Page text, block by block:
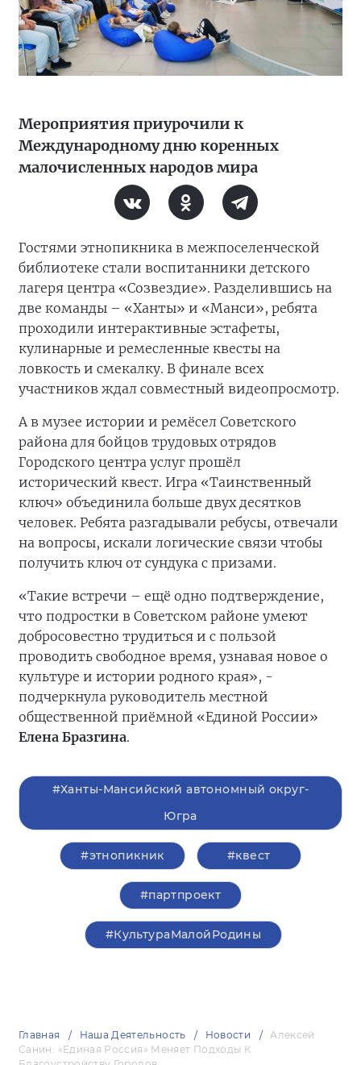
Мероприятия приурочили к
Международному дню коренных
малочисленных народов мира
Гостями этнопикника в межпоселенческой
библиотеке стали воспитанники детского
лагеря центра «Созвездие». Разделившись на
две команды – «Ханты» и «Манси», ребята
проходили интерактивные эстафеты,
кулинарные и ремесленные квесты на
ловкость и смекалку. В финале всех
участников ждал совместный видеопросмотр.
А в музее истории и ремёсел Советского
района для бойцов трудовых отрядов
Городского центра услуг прошёл
исторический квест. Игра «Таинственный
ключ» объединила больше двух десятков
человек. Ребята разгадывали ребусы, отвечали
на вопросы, искали логические связи чтобы
получить ключ от сундука с призами.
«Такие встречи – ещё одно подтверждение,
что подростки в Советском районе умеют
добросовестно трудиться и с пользой
проводить свободное время, узнавая новое о
культуре и истории родного края», -
подчеркнула руководитель местной
общественной приёмной «Единой России»
Елена Бразгина.
#Ханты-Мансийский автономный округ-
Югра
#этнопикник #квест
#партпроект
#КультураМалойРодины
Главная Наша Деятельность Новости
Алексей
Санин: «Единая Россия» Меняет Подходы К